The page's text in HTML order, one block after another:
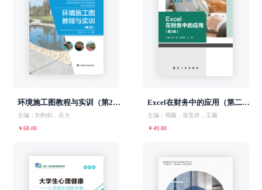
环境施工图教程与实训（第2版）
主编：刘利剑，吕大
￥68.00
Excel在财务中的应用（第二版）
主编：周颖，张竞存，王颖
￥49.80